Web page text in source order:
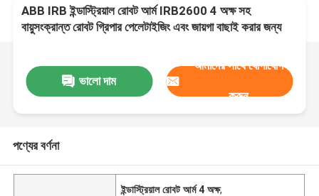
ABB IRB ইন্ডাস্ট্রিয়াল রোবট আর্ম IRB2600 4 অক্ষ সহ
বায়ুসংক্রান্ত রোবট গ্রিপার পেলেটাইজিং এবং জায়গা বাছাই করার জন্য
ভালো দাম
আমাদের সাথে যোগাযোগ
করুন
পণ্যের বর্ণনা
ইন্ডাস্ট্রিয়াল রোবট আর্ম 4 অক্ষ,